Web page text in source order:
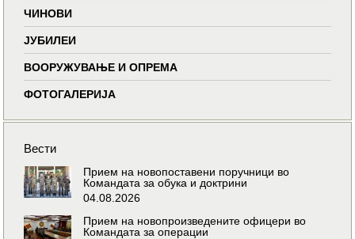
ЧИНОВИ
ЈУБИЛЕИ
ВООРУЖУВАЊЕ И ОПРЕМА
ФОТОГАЛЕРИЈА
Вести
Прием на новопоставени поручници во
Командата за обука и доктрини
04.08.2026
Прием на новопроизведените офицери во
Командата за операции